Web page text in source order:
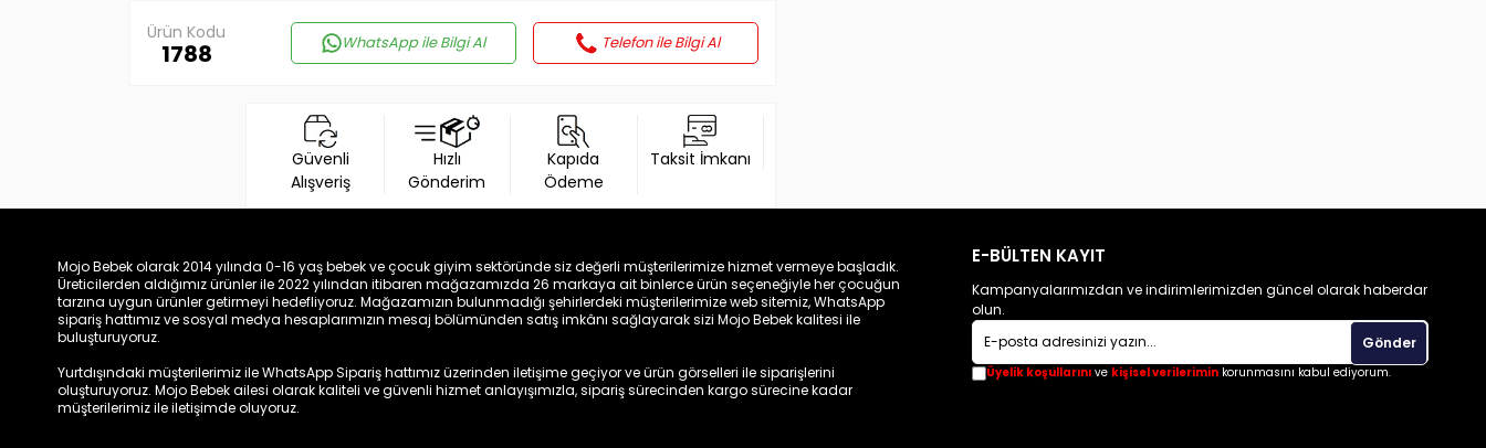
Ürün Kodu
1788 WhatsApp ile Bilgi Al Telefon ile Bilgi Al
Güvenli
Alışveriş
Hızlı
Gönderim
Kapıda
Ödeme
Taksit İmkanı
Mojo Bebek olarak 2014 yılında 0-16 yaş bebek ve çocuk giyim sektöründe siz değerli müşterilerimize hizmet vermeye başladık.
Üreticilerden aldığımız ürünler ile 2022 yılından itibaren mağazamızda 26 markaya ait binlerce ürün seçeneğiyle her çocuğun
tarzına uygun ürünler getirmeyi hedefliyoruz. Mağazamızın bulunmadığı şehirlerdeki müşterilerimize web sitemiz, WhatsApp
sipariş hattımız ve sosyal medya hesaplarımızın mesaj bölümünden satış imkânı sağlayarak sizi Mojo Bebek kalitesi ile
buluşturuyoruz.
Yurtdışındaki müşterilerimiz ile WhatsApp Sipariş hattımız üzerinden iletişime geçiyor ve ürün görselleri ile siparişlerini
oluşturuyoruz. Mojo Bebek ailesi olarak kaliteli ve güvenli hizmet anlayışımızla, sipariş sürecinden kargo sürecine kadar
müşterilerimiz ile iletişimde oluyoruz.
E-BÜLTEN KAYIT
Kampanyalarımızdan ve indirimlerimizden güncel olarak haberdar
olun.
Gönder
Üyelik koşullarınıve kişisel verileriminkorunmasını kabul ediyorum.